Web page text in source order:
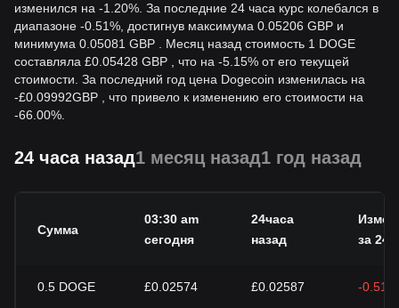
изменился на -1.20%. За последние 24 часа курс колебался в
диапазоне -0.51%, достигнув максимума 0.05206 GBP и
минимума 0.05081 GBP . Месяц назад стоимость 1 DOGE
составляла £0.05428 GBP , что на -5.15% от его текущей
стоимости. За последний год цена Dogecoin изменилась на
-£0.09992GBP , что привело к изменению его стоимости на
-66.00%.
24 часа назад1 месяц назад1 год назад
Сумма
03:30 am
сегодня
24часа
назад
за 24
0.5 DOGE £0.02574 £0.02587 -0.51%